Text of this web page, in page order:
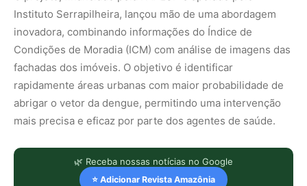
Instituto Serrapilheira, lançou mão de uma abordagem
inovadora, combinando informações do Índice de
Condições de Moradia (ICM) com análise de imagens das
fachadas dos imóveis. O objetivo é identificar
rapidamente áreas urbanas com maior probabilidade de
abrigar o vetor da dengue, permitindo uma intervenção
mais precisa e eficaz por parte dos agentes de saúde.
🌿 Receba nossas notícias no Google
⭐ Adicionar Revista Amazônia